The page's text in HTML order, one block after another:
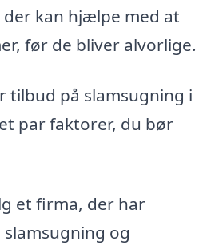
kan hjælpe med at
før de bliver alvorlige.
tilbud på slamsugning i
par faktorer, du bør
et firma, der har
og